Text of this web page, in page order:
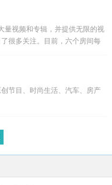
量视频和专辑，并提供无限的视
很多关注。目前，六个房间每
节目、时尚生活、汽车、房产